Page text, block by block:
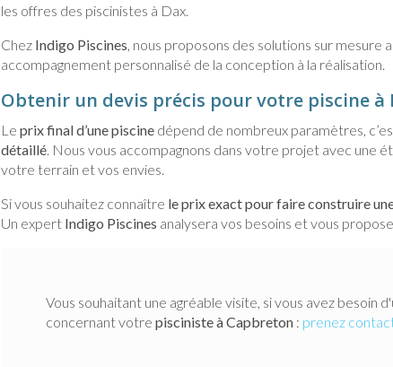
les offres des piscinistes à Dax.
Chez Indigo Piscines , nous proposons des solutions sur mesure
accompagnement personnalisé de la conception à la réalisation.
Obtenir un devis précis pour votre piscine à
Le prix final d’une piscine dépend de nombreux paramètres,
détaillé. Nous vous accompagnons dans votre projet avec une
votre terrain et vos envies.
Si vous souhaitez connaître le prix exact pour faire construire
Un expert Indigo Piscines analysera vos besoins et vous
Vous souhaitant une agréable visite, si vous avez besoin
concernant votre piscinisteà Capbreton : prenez